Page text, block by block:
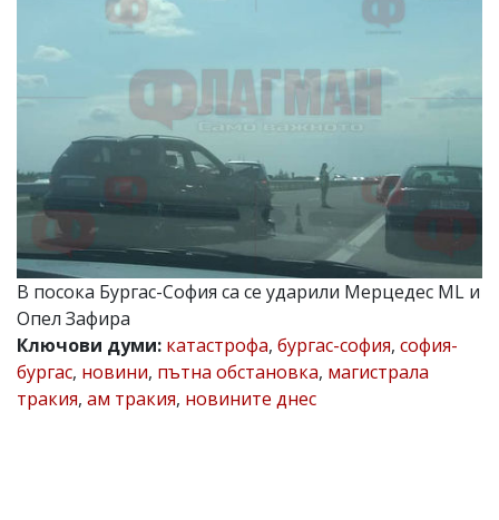
Веселин
Василев,
email:
v.vasilev@flagman.bg
Касабова,
еmail:k.kassabova@flagman.bg
Главен
редактор:
Иван
Колев,
email:
office@flagman.bg
Коментарите
под
статиите
се
В посока Бургас-София са се ударили Мерцедес ML и
Опел Зафира
Ключови думи: катастрофа, бургас-софия, софия-
бургас, новини, пътна обстановка, магистрала
тракия, ам тракия, новините днес